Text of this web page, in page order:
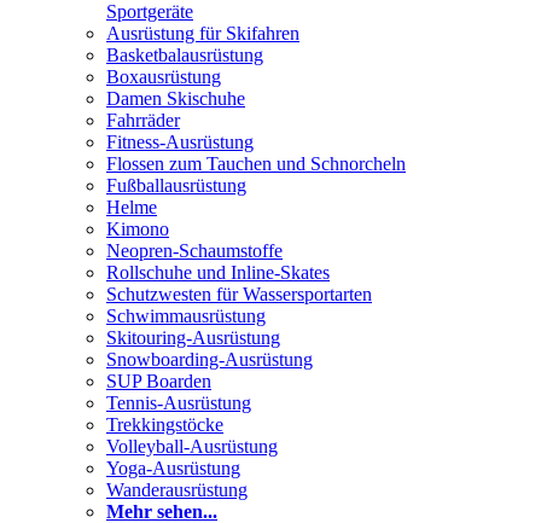
Sportgeräte
Ausrüstung für Skifahren
Basketbalausrüstung
Boxausrüstung
Damen Skischuhe
Fahrräder
Fitness-Ausrüstung
Flossen zum Tauchen und Schnorcheln
Fußballausrüstung
Helme
Kimono
Neopren-Schaumstoffe
Rollschuhe und Inline-Skates
Schutzwesten für Wassersportarten
Schwimmausrüstung
Skitouring-Ausrüstung
Snowboarding-Ausrüstung
SUP Boarden
Tennis-Ausrüstung
Trekkingstöcke
Volleyball-Ausrüstung
Yoga-Ausrüstung
Wanderausrüstung
Mehr sehen...